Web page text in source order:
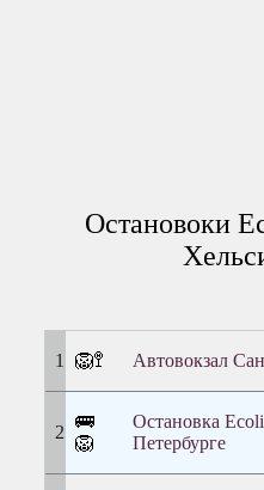
Остановоки
🦁🚏 Автовокзал
🚌
🦁
Остановка
Петербурге